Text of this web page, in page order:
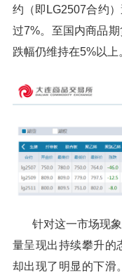
约（即LG2507合约
过7%。至国内商品
跌幅仍维持在5%以上
针对这一市场现象
量呈现出持续攀升的
却出现了明显的下滑